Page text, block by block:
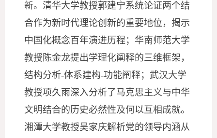
新。清华大学教授郭建宁系统论证两个结
合作为新时代理论创新的重要地位，揭示
中国化概念百年演进历程；华南师范大学
教授陈金龙提出学理化阐释的三维框架，
结构分析-体系建构-功能阐释；武汉大学
教授项久雨深入分析了马克思主义与中华
文明结合的历史必然性及何以互相成就。
湘潭大学教授吴家庆解析党的领导内涵从